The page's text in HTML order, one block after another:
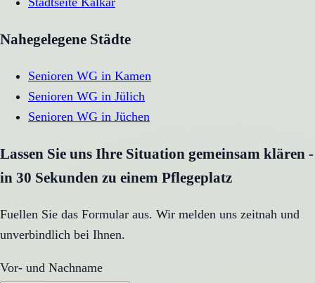
Nahegelegene Städte
Senioren WG in Kamen
Senioren WG in Jülich
Senioren WG in Jüchen
Lassen Sie uns Ihre Situation gemeinsam klären -
in 30 Sekunden zu einem Pflegeplatz
Fuellen Sie das Formular aus. Wir melden uns zeitnah und
unverbindlich bei Ihnen.
Vor- und Nachname